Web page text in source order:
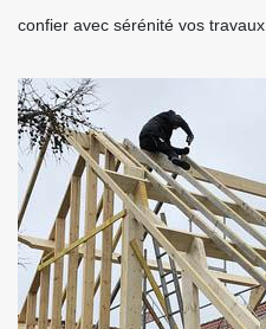
confier avec sérénité vos travaux.